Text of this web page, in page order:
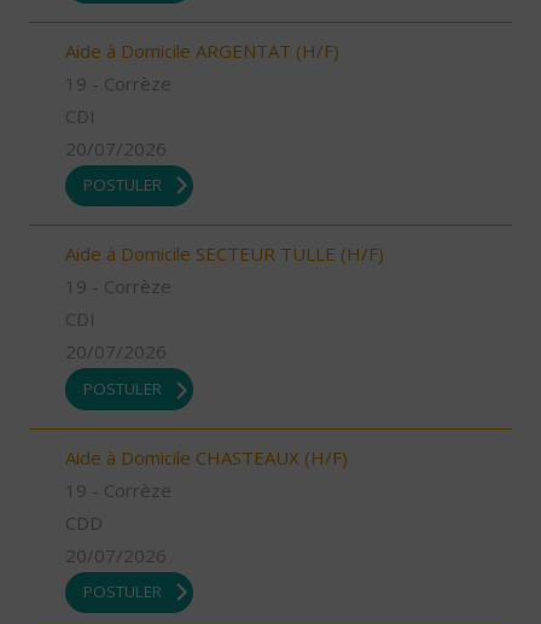
Aide à Domicile ARGENTAT (H/F)
19 - Corrèze
CDI
20/07/2026
POSTULER
Aide à Domicile SECTEUR TULLE (H/F)
19 - Corrèze
CDI
20/07/2026
POSTULER
Aide à Domicile CHASTEAUX (H/F)
19 - Corrèze
CDD
20/07/2026
POSTULER